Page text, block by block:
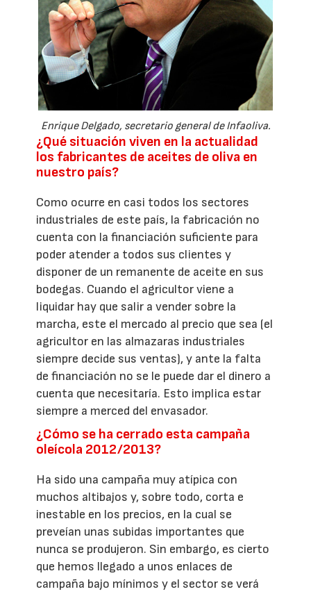
Enrique Delgado, secretario general de Infaoliva.
¿Qué situación viven en la actualidad
los fabricantes de aceites de oliva en
nuestro país?
Como ocurre en casi todos los sectores
industriales de este país, la fabricación no
cuenta con la financiación suficiente para
poder atender a todos sus clientes y
disponer de un remanente de aceite en sus
bodegas. Cuando el agricultor viene a
liquidar hay que salir a vender sobre la
marcha, este el mercado al precio que sea (el
agricultor en las almazaras industriales
siempre decide sus ventas), y ante la falta
de financiación no se le puede dar el dinero a
cuenta que necesitaría. Esto implica estar
siempre a merced del envasador.
¿Cómo se ha cerrado esta campaña
oleícola 2012/2013?
Ha sido una campaña muy atípica con
muchos altibajos y, sobre todo, corta e
inestable en los precios, en la cual se
preveían unas subidas importantes que
nunca se produjeron. Sin embargo, es cierto
que hemos llegado a unos enlaces de
campaña bajo mínimos y el sector se verá